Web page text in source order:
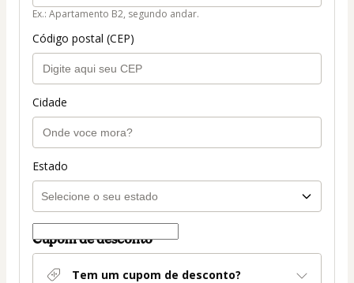
Ex.: Apartamento B2, segundo andar.
Código postal (CEP)
Cidade
Estado
Cupom de desconto
Tem um cupom de desconto?